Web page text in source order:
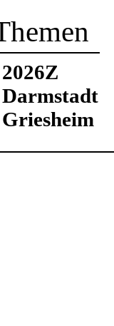
2026Z
Darmstadt
Griesheim